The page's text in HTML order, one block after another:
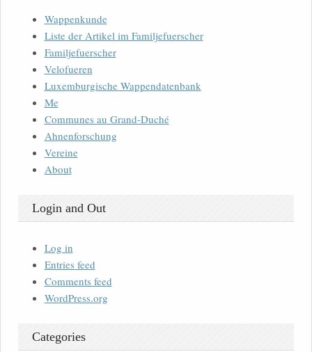
Wappenkunde
Liste der Artikel im Familjefuerscher
Familjefuerscher
Velofueren
Luxemburgische Wappendatenbank
Me
Communes au Grand-Duché
Ahnenforschung
Vereine
About
Login and Out
Log in
Entries feed
Comments feed
WordPress.org
Categories